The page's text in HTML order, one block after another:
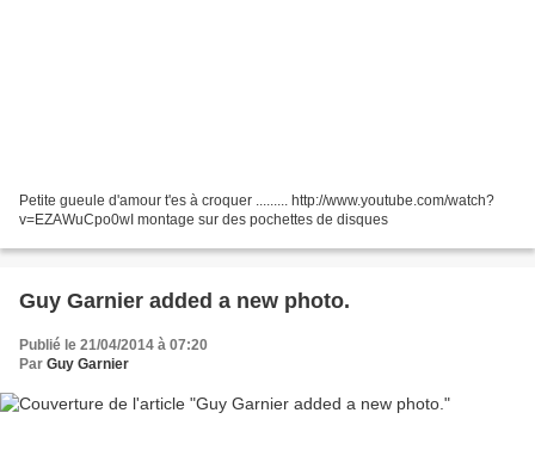
Petite gueule d'amour t'es à croquer ......... http://www.youtube.com/watch?
v=EZAWuCpo0wI montage sur des pochettes de disques
Guy Garnier added a new photo.
Publié le 21/04/2014 à 07:20
Par Guy Garnier